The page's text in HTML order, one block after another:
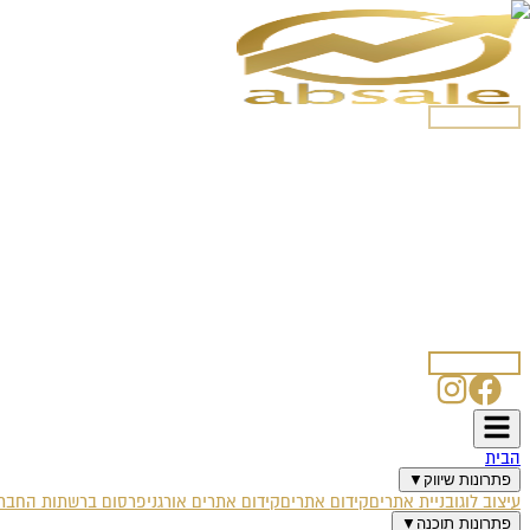
הבית
פתרונות שיווק ▼
עיצוב לוגובניית אתריםקידום אתריםקידום אתרים אורגניפרסום ברשתות
פתרונות תוכנה ▼